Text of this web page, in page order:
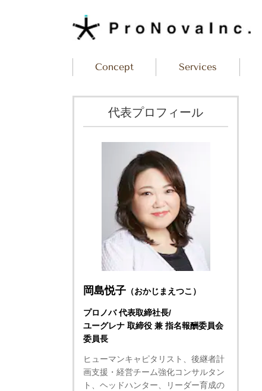
Concept Services
代表プロフィール
岡島悦子 （おかじまえつこ）
プロノバ 代表取締社長/
ユーグレナ 取締役 兼 指名報酬委員会
委員長
ヒューマンキャピタリスト、後継者計
画支援・経営チーム強化コンサルタン
ト、ヘッドハンター、リーダー育成の